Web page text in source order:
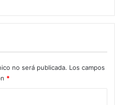
no será publicada. Los campos
*